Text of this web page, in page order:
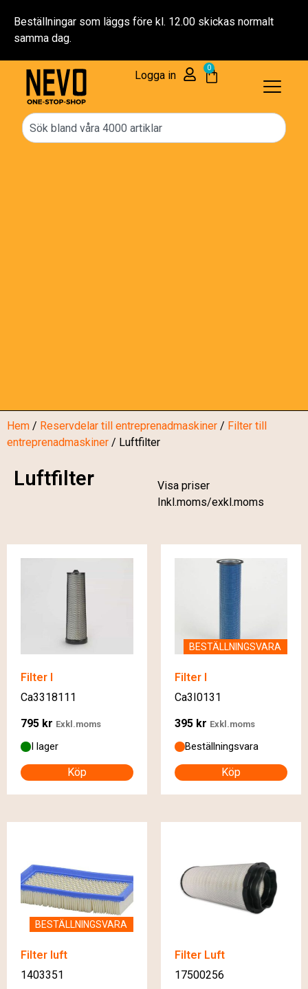
normalt Fri frakt över 2000 kr
Logga in
0
Hem / Reservdelar till entreprenadmaskiner / Filter till
entreprenadmaskiner / Luftfilter
Luftfilter
Visa priser
Inkl.moms/exkl.moms
Filter I
Ca3318111
795 kr Exkl.moms
I lager
Köp
BESTÄLLNINGSVARA
Filter I
Ca3I0131
395 kr Exkl.moms
Beställningsvara
Köp
BESTÄLLNINGSVARA
Filter luft
1403351
Filter Luft
17500256